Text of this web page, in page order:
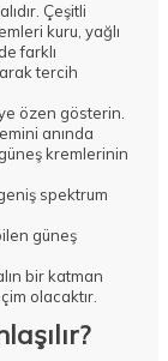
Çeşitli
kuru, yağlı
farklı
tercih
özen gösterin.
anında
kremlerinin
spektrum
güneş
bir katman
olacaktır.